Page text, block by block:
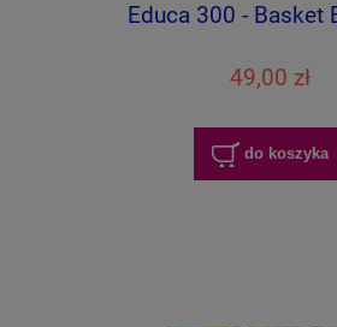
Educa 300 - Basket
49,00 zł
do koszyka